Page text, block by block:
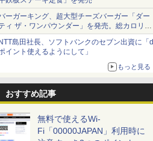
ーガーキング、超大型チーズバーガー「ダー
ィ ザ・ワンパウンダー」を発売。総カロリー
1656kcal、総重量約527g！
島田社長、ソフトバンクのセブン出資に「d
イント使えるようにして」
もっと見る
おすすめ記事
無料で使えるWi-
Fi「00000JAPAN」利用時に